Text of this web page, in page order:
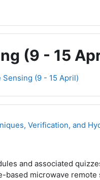
(9 - 15
Sensing (9 - 15 April)
Verification, and
and associated
microwave remote